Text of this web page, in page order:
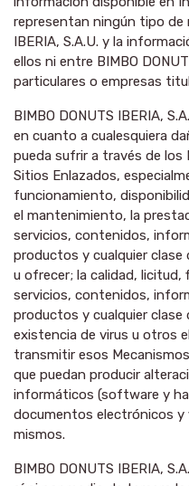
representan ningún tipo de
IBERIA, S.A.U. y la
ellos ni entre BIMBO
particulares o empresas
BIMBO DONUTS IBERIA,
en cuanto a cualesquiera
pueda sufrir a través de los
Sitios Enlazados,
funcionamiento,
el mantenimiento, la
servicios, contenidos,
productos y cualquier
u ofrecer; la calidad, licitud,
servicios, contenidos,
productos y cualquier
existencia de virus u otros
transmitir esos
que puedan producir
informáticos (software y
documentos electrónicos y
mismos.
BIMBO DONUTS IBERIA,